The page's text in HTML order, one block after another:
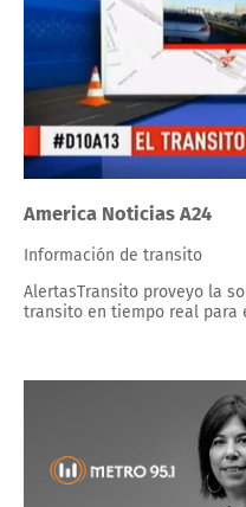
America Noticias A24
Información de transito
AlertasTransito proveyo la
transito en tiempo real para